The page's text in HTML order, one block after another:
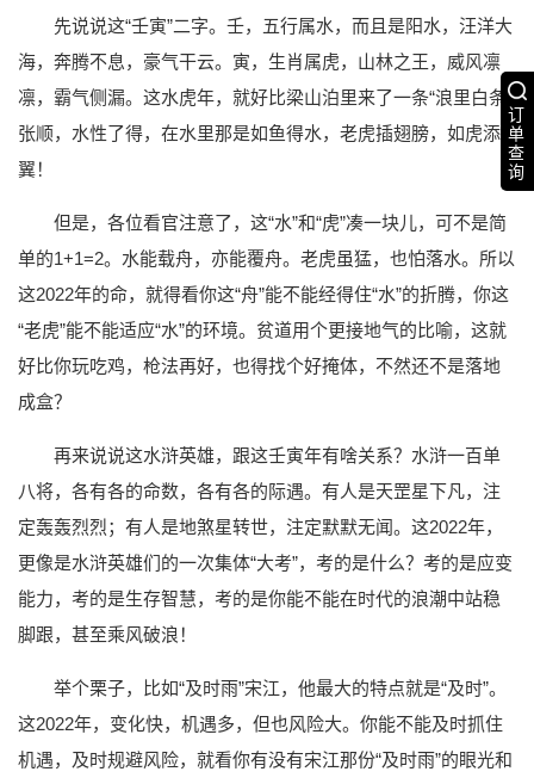
订
单
查
询
先说说这“壬寅”二字。壬，五行属水，而且是阳水，汪洋大
海，奔腾不息，豪气干云。寅，生肖属虎，山林之王，威风凛
凛，霸气侧漏。这水虎年，就好比梁山泊里来了一条“浪里白条”
张顺，水性了得，在水里那是如鱼得水，老虎插翅膀，如虎添
翼！
但是，各位看官注意了，这“水”和“虎”凑一块儿，可不是简
单的1+1=2。水能载舟，亦能覆舟。老虎虽猛，也怕落水。所以
这2022年的命，就得看你这“舟”能不能经得住“水”的折腾，你这
“老虎”能不能适应“水”的环境。贫道用个更接地气的比喻，这就
好比你玩吃鸡，枪法再好，也得找个好掩体，不然还不是落地
成盒？
再来说说这水浒英雄，跟这壬寅年有啥关系？水浒一百单
八将，各有各的命数，各有各的际遇。有人是天罡星下凡，注
定轰轰烈烈；有人是地煞星转世，注定默默无闻。这2022年，
更像是水浒英雄们的一次集体“大考”，考的是什么？考的是应变
能力，考的是生存智慧，考的是你能不能在时代的浪潮中站稳
脚跟，甚至乘风破浪！
举个栗子，比如“及时雨”宋江，他最大的特点就是“及时”。
这2022年，变化快，机遇多，但也风险大。你能不能及时抓住
机遇，及时规避风险，就看你有没有宋江那份“及时雨”的眼光和